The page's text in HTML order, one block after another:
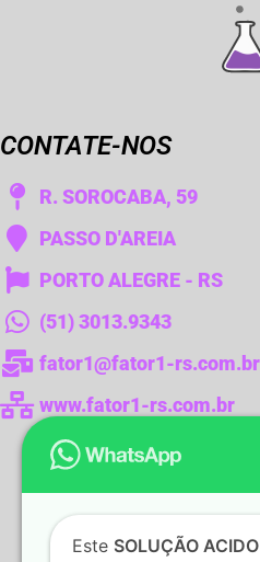
CONTATE-NOS
R. SOROCABA, 59
PASSO D'AREIA
PORTO ALEGRE - RS
(51) 3013.9343
fator1@fator1-rs.com.br
www.fator1-rs.com.br
Este SOLUÇÃO